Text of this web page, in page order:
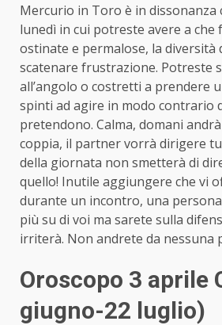
Mercurio in Toro è in dissonanza
lunedì in cui potreste avere a che
ostinate e permalose, la diversità
scatenare frustrazione. Potreste
all’angolo o costretti a prendere
spinti ad agire in modo contrario
pretendono. Calma, domani
coppia, il partner vorrà dirigere
della giornata non smetterà di
quello! Inutile aggiungere che vi
durante un incontro, una
più su di voi ma sarete sulla
irriterà. Non andrete da nessuna
Oroscopo 3 aprile
giugno-22 luglio)